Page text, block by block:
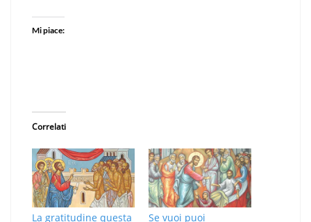
Mi piace:
Correlati
La gratitudine questa
Se vuoi puoi